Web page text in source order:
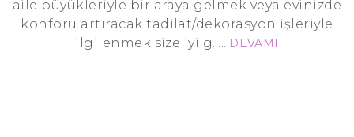
aile büyükleriyle bir araya gelmek veya evinizde
konforu artıracak tadilat/dekorasyon işleriyle
ilgilenmek size iyi g......DEVAMI